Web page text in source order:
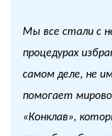
Мы все стали с
процедурах
самом деле, не
помогает
«Конклав»,